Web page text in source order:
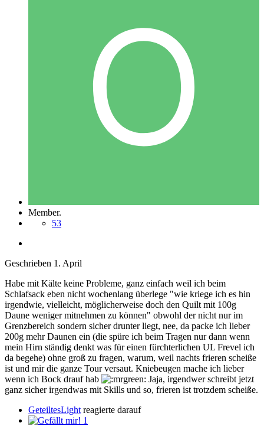
Member.
53
Geschrieben 1. April
Habe mit Kälte keine Probleme, ganz einfach weil ich beim
Schlafsack eben nicht wochenlang überlege "wie kriege ich es hin
irgendwie, vielleicht, möglicherweise doch den Quilt mit 100g
Daune weniger mitnehmen zu können" obwohl der nicht nur im
Grenzbereich sondern sicher drunter liegt, nee, da packe ich lieber
200g mehr Daunen ein (die spüre ich beim Tragen nur dann wenn
mein Hirn ständig denkt was für einen fürchterlichen UL Frevel ich
da begehe) ohne groß zu fragen, warum, weil nachts frieren scheiße
ist und mir die ganze Tour versaut. Kniebeugen mache ich lieber
wenn ich Bock drauf hab
Jaja, irgendwer schreibt jetzt
ganz sicher irgendwas mit Skills und so, frieren ist trotzdem scheiße.
GeteiltesLight reagierte darauf
1